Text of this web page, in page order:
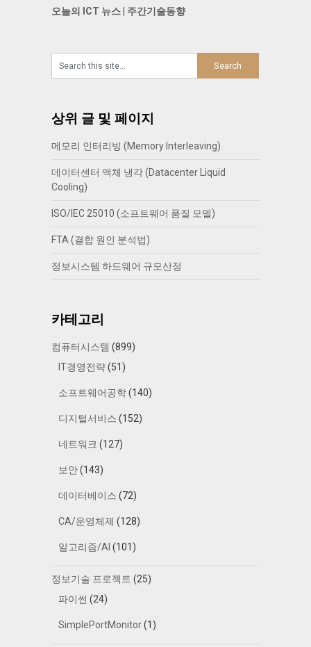
오늘의 ICT 뉴스| 주간기술동향
상위 글 및 페이지
메모리 인터리빙 (Memory Interleaving)
데이터센터 액체 냉각 (Datacenter Liquid
Cooling)
ISO/IEC 25010 (소프트웨어 품질 모델)
FTA (결함 원인 분석법)
정보시스템 하드웨어 규모산정
카테고리
컴퓨터시스템 (899)
IT경영전략(51)
소프트웨어공학(140)
디지털서비스 (152)
네트워크 (127)
보안(143)
데이터베이스 (72)
CA/운영체제 (128)
알고리즘/AI (101)
정보기술 프로젝트 (25)
파이썬 (24)
SimplePortMonitor(1)